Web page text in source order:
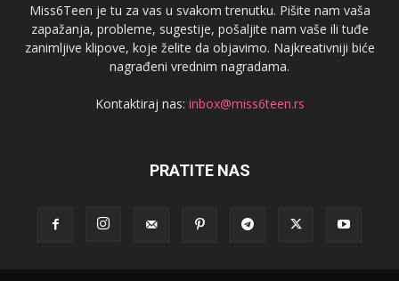
Miss6Teen je tu za vas u svakom trenutku. Pišite nam vaša
zapažanja, probleme, sugestije, pošaljite nam vaše ili tuđe
zanimljive klipove, koje želite da objavimo. Najkreativniji biće
nagrađeni vrednim nagradama.
Kontaktiraj nas: inbox@miss6teen.rs
PRATITE NAS